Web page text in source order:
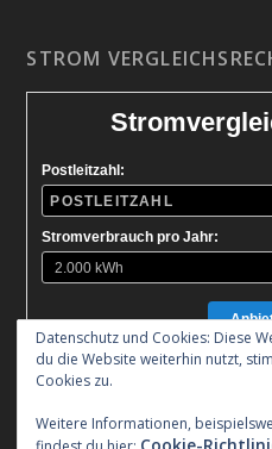
STROM
Postleitzahl:
Stromverbrauch pro Jahr:
Datenschutz und Cookies: Diese
du die Website weiterhin nutzt,
Cookies zu.
Weitere Informationen,